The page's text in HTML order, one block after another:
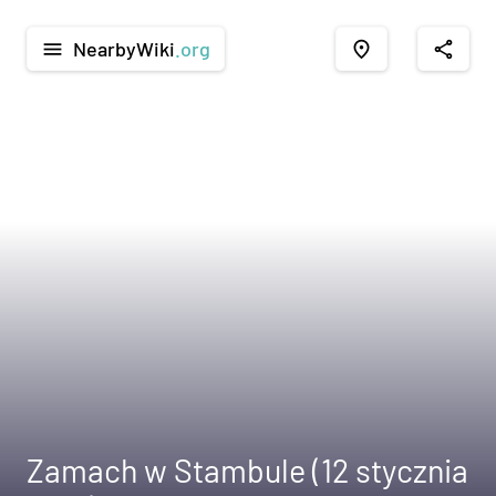
menu NearbyWiki .org place share
Zamach w Stambule (12 stycznia